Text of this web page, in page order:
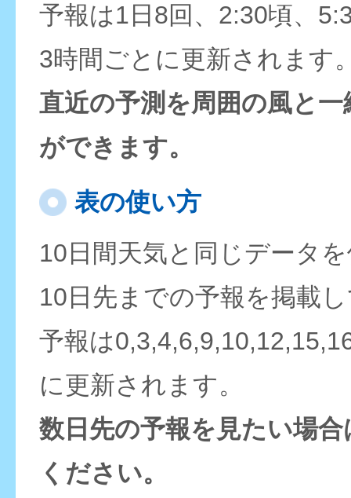
予報は1日8回、2:30頃、
3時間ごとに更新されます
直近の予測を周囲の風と
ができます。
表の使い方
10日間天気と同じデータ
10日先までの予報を掲載
予報は
に更新されます。
数日先の予報を見たい場
ください。